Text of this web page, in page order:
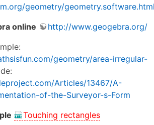
geometry/
online
http://www.geogebra.org/
geometry/area-irregular-
Articles/13467/A-
of-the-Surveyor-s-Form
Touching rectangles